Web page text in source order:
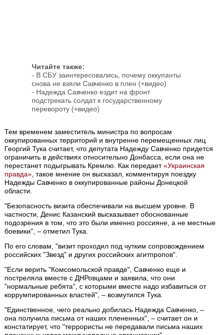
Читайте также:
- В СБУ заинтересовались, почему оккупанты
снова не взяли Савченко в плен (+видео)
- Надежда Савченко ездит на фронт
подстрекать солдат к государственному
перевороту (+видео)
Тем временем заместитель министра по вопросам
оккупированных территорий и внутренне перемещенных лиц
Георгий Тука считает, что депутата Надежду Савченко придется
ограничить в действиях относительно Донбасса, если она не
перестанет подыгрывать Кремлю. Как передает«Украинская
правда» , такое мнение он высказал, комментируя поездку
Надежды Савченко в оккупированные районы Донецкой
области.
"Безопасность визита обеспечивали на высшем уровне. В
частности, Денис Казанский высказывает обоснованные
подозрения в том, что это были именно россияне, а не местные
боевики", – отметил Тука.
По его словам, "визит проходил под чутким сопровождением
российских "Звезд" и других российских агитпропов".
"Если верить "Комсомольской правде", Савченко еще и
постреляла вместе с ДНРовцами и заявила, что они
"нормальные ребята", с которыми вместе надо избавиться от
коррумпированных властей", – возмутился Тука.
"Единственное, чего реально добилась Надежда Савченко, –
она получила письма от наших плененных", – считает он и
констатирует, что "террористы не передавали письма наших